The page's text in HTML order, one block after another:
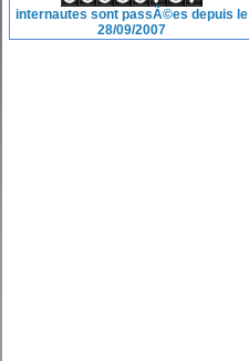
internautes sont passÃ©es depuis le
28/09/2007